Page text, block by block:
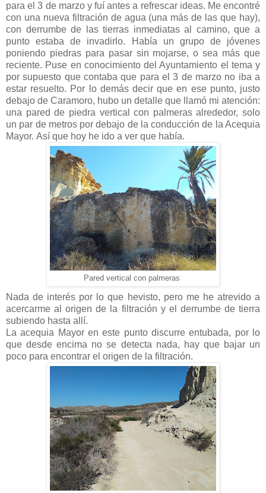
para el 3 de marzo y fuí antes a refrescar ideas. Me encontré
con una nueva filtración de agua (una más de las que hay),
con derrumbe de las tierras inmediatas al camino, que a
punto estaba de invadirlo. Había un grupo de jóvenes
poniendo piedras para pasar sin mojarse, o sea más que
reciente. Puse en conocimiento del Ayuntamiento el tema y
por supuesto que contaba que para el 3 de marzo no iba a
estar resuelto. Por lo demás decir que en ese punto, justo
debajo de Caramoro, hubo un detalle que llamó mi atención:
una pared de piedra vertical con palmeras alrededor, solo
un par de metros por debajo de la conducción de la Acequia
Mayor. Así que hoy he ido a ver que había.
Pared vertical con palmeras
Nada de interés por lo que hevisto, pero me he atrevido a
acercarme al origen de la filtración y el derrumbe de tierra
subiendo hasta allí.
La acequia Mayor en este punto discurre entubada, por lo
que desde encima no se detecta nada, hay que bajar un
poco para encontrar el origen de la filtración.